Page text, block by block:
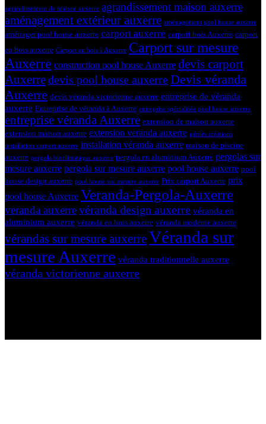
agrandissement de maison auxerre agrandissement maison auxerre
aménagement extérieur auxerre aménagement pool house auxerre
aménager pool house auxerre carport auxerre carport bois Auxerre carport
en bois auxerre Carport en bois à Auxerre Carport sur mesure
Auxerre construction pool house Auxerre devis carport
Auxerredevis pool house auxerreDevis véranda
Auxerre devis véranda victorienne auxerre entreprise de véranda
auxerre Entreprise de véranda à Auxerre entreprise spécialisée pool house auxerre
entreprise véranda Auxerre extension de maison auxerre
extension maison auxerre extension veranda auxerre géniès créations
installation carport auxerre installation véranda auxerre maison de piscine
auxerre pergola bioclimatique auxerre pergola en aluminium Auxerre pergolas sur
mesure auxerre pergola sur mesure auxerre pool house auxerre pool
house design auxerre pool house sur mesure auxerre Prix carport Auxerre prix
pool house Auxerre Veranda-Pergola-Auxerre
veranda auxerrevéranda design auxerre véranda en
aluminium auxerre véranda en bois auxerre véranda moderne auxerre
vérandas sur mesure auxerreVéranda sur
mesure Auxerre véranda traditionnelle auxerre
véranda victorienne auxerre